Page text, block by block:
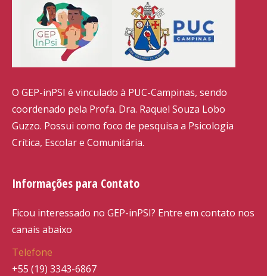
O GEP-inPSI é vinculado à PUC-Campinas, sendo
coordenado pela Profa. Dra. Raquel Souza Lobo
Guzzo. Possui como foco de pesquisa a Psicologia
Crítica, Escolar e Comunitária.
Informações para Contato
Ficou interessado no GEP-inPSI? Entre em contato nos
canais abaixo
Telefone
+55 (19) 3343-6867